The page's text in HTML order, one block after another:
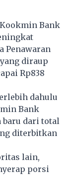
Bank
Penawaran
diraup
Rp838
dahulu
Bank
baru dari total
diterbitkan
lain,
porsi